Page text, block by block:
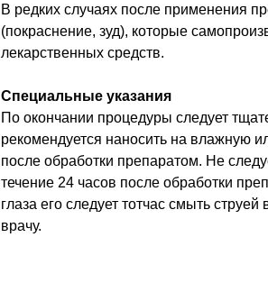
В редких случаях после применения
(покраснение, зуд), которые
лекарственных средств.
Специальные указания
По окончании процедуры следует
рекомендуется наносить на влажную
после обработки препаратом. Не
течение 24 часов после обработки
глаза его следует тотчас смыть
врачу.